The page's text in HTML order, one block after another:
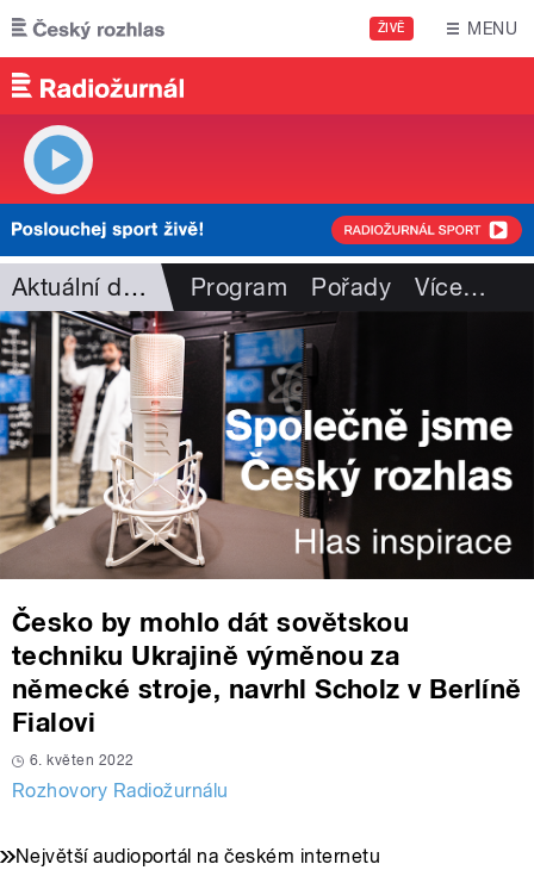
Přejít k hlavnímu obsahu
ŽIVĚ MENU
Aktuální dění Program Pořady Více…
Česko by mohlo dát sovětskou
techniku Ukrajině výměnou za
německé stroje, navrhl Scholz v Berlíně
Fialovi
6. květen 2022
Rozhovory Radiožurnálu
Největší audioportál na českém internetu